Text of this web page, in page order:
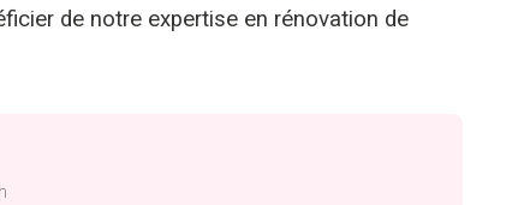
de notre expertise en rénovation de